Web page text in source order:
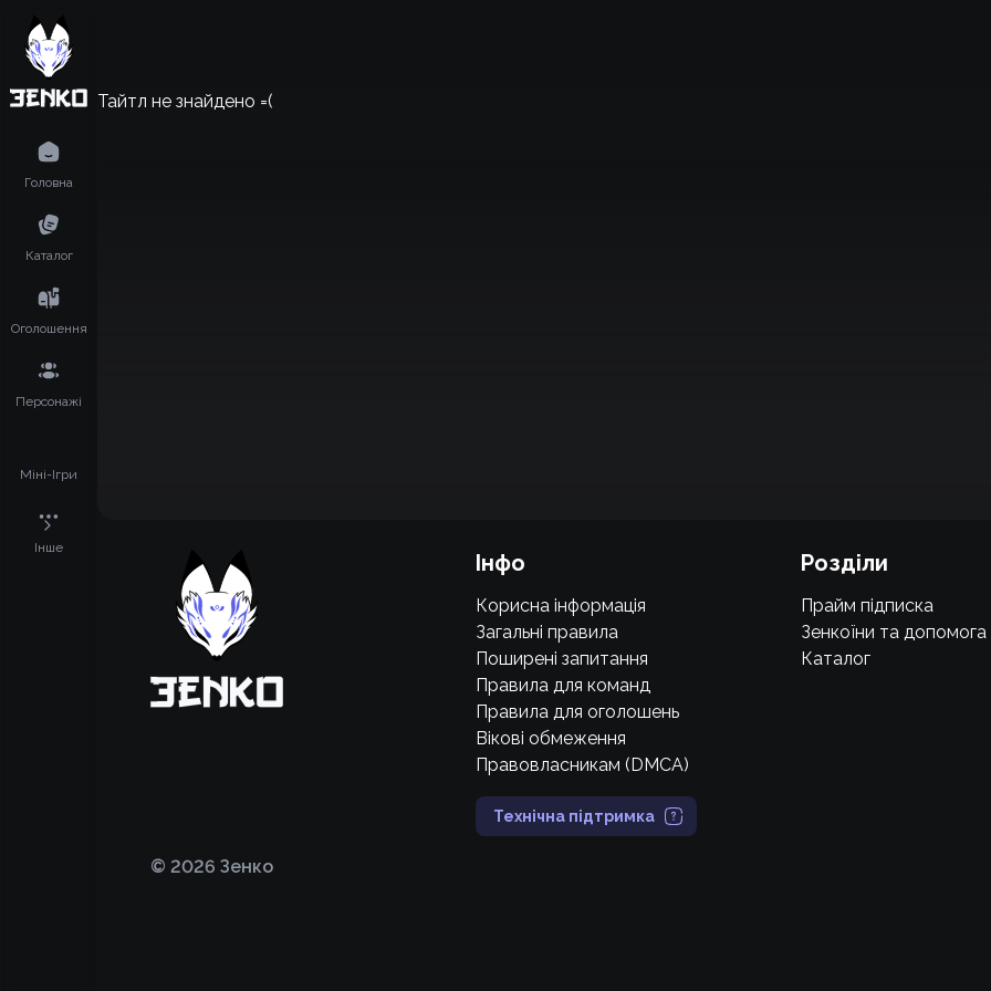
Головна
Каталог
Оголошення
Персонажі
Міні-Ігри
Інше
Тайтл не знайдено =(
крутих нововведень
Підтримати проєкт
Інфо
Корисна інформація
Загальні правила
Поширені запитання
Правила для команд
Правила для оголошень
Вікові обмеження
Правовласникам (DMCA)
Технічна підтримка
Розділи
Прайм підписка
Зенкоїни та
Каталог
© 2026 Зенко